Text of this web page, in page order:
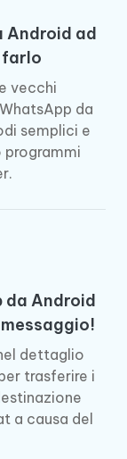
Android ad
farlo
vecchi
da
semplici e
da Android
dettaglio
trasferire i
a causa del